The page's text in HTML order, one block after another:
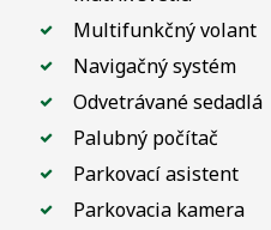
Multifunkčný volant
Navigačný systém
Odvetrávané sedadlá
Palubný počítač
Parkovací asistent
Parkovacia kamera